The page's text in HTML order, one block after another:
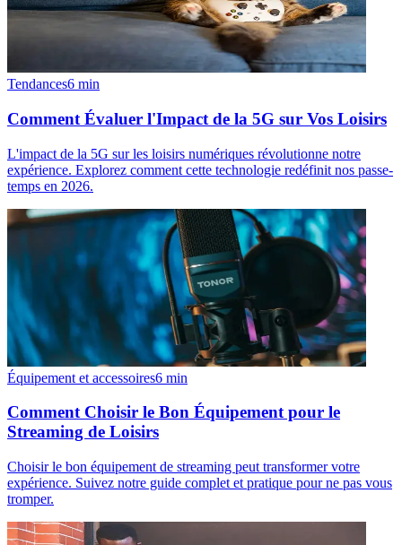
Tendances6 min
Comment Évaluer l'Impact de la 5G sur Vos Loisirs
L'impact de la 5G sur les loisirs numériques révolutionne notre
expérience. Explorez comment cette technologie redéfinit nos passe-
temps en 2026.
Équipement et accessoires6 min
Comment Choisir le Bon Équipement pour le
Streaming de Loisirs
Choisir le bon équipement de streaming peut transformer votre
expérience. Suivez notre guide complet et pratique pour ne pas vous
tromper.